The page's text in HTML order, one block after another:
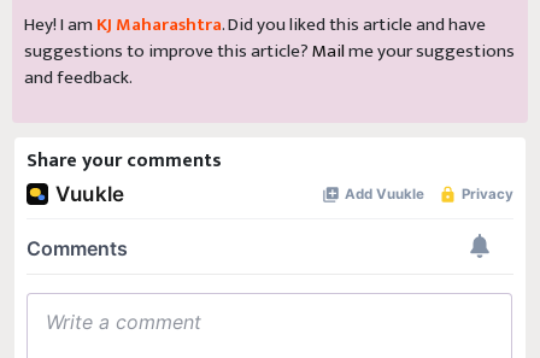
Hey! I am KJ Maharashtra. Did you liked this article and have
suggestions to improve this article?Mailme your suggestions
and feedback.
Share your comments